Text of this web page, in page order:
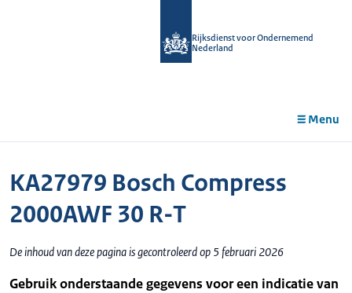
Rijksdienst voor Ondernemend
Nederland
Menu
KA27979 Bosch Compress
2000AWF 30 R-T
De inhoud van deze pagina is gecontroleerd op 5 februari 2026
Gebruik onderstaande gegevens voor een indicatie van